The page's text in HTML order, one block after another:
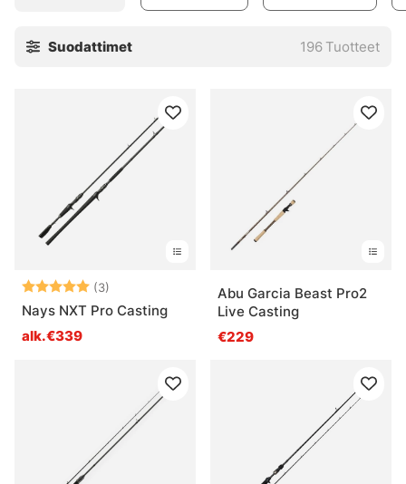
Suodattimet 196 Tuotteet
Arvio: (3)
5.0 5:sta tähdestä
Nays NXT Pro Casting
alk.€339
Abu Garcia Beast Pro2
Live Casting
€229